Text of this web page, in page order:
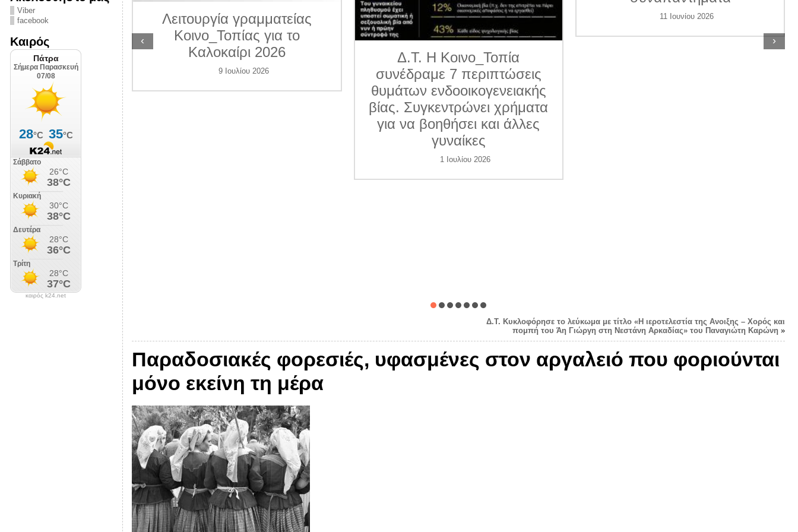
Viber
facebook
Καιρός
καιρός k24.net
Ιουλίου 2026
Λειτουργία γραμματείας
Κοινο_Τοπίας για το
Καλοκαίρι 2026
9 Ιουλίου 2026
Δ.Τ. Η Κοινο_Τοπία
συνέδραμε 7 περιπτώσεις
θυμάτων ενδοοικογενειακής
βίας. Συγκεντρώνει χρήματα
για να βοηθήσει και άλλες
γυναίκες
1 Ιουλίου 2026
11 Ιουνίου 2026
‹ ›
Δ.Τ. Κυκλοφόρησε το λεύκωμα με τίτλο «Η ιεροτελεστία της Ανοιξης – Χορός και
πομπή του Άη Γιώργη στη Νεστάνη Αρκαδίας» του Παναγιώτη Καρώνη »
Παραδοσιακές φορεσιές, υφασμένες στον αργαλειό που φοριούνται
μόνο εκείνη τη μέρα